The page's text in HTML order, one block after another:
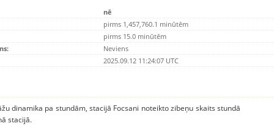
nē
pirms 1,457,760.1 minūtēm
pirms 15.0 minūtēm
Neviens
2025.09.12 11:24:07 UTC
dinamika pa stundām, stacijā Focsani noteikto zibeņu skaits stundā
stacijā.